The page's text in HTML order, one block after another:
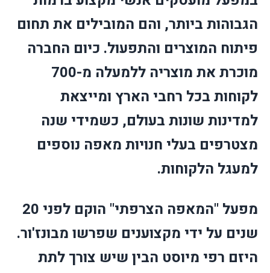
הגבוהות ביותר, והם המובילים את תחום
פיתוח המוצרים והתפעול. כיום החברה
מוכרת את מוצריה ללמעלה מ-700
לקוחות בכל רחבי הארץ ומייצאת
למדינות שונות בעולם, כשמידי שנה
מצטרפים בעלי חנויות מאפה נוספים
למעגל הלקוחות.
מפעל "המאפה הצרפתי" הוקם לפני 20
שנים על ידי מקצוענים שפרשו מבונז'ור.
היזם רפי מיוסט הבין שיש צורך לתת